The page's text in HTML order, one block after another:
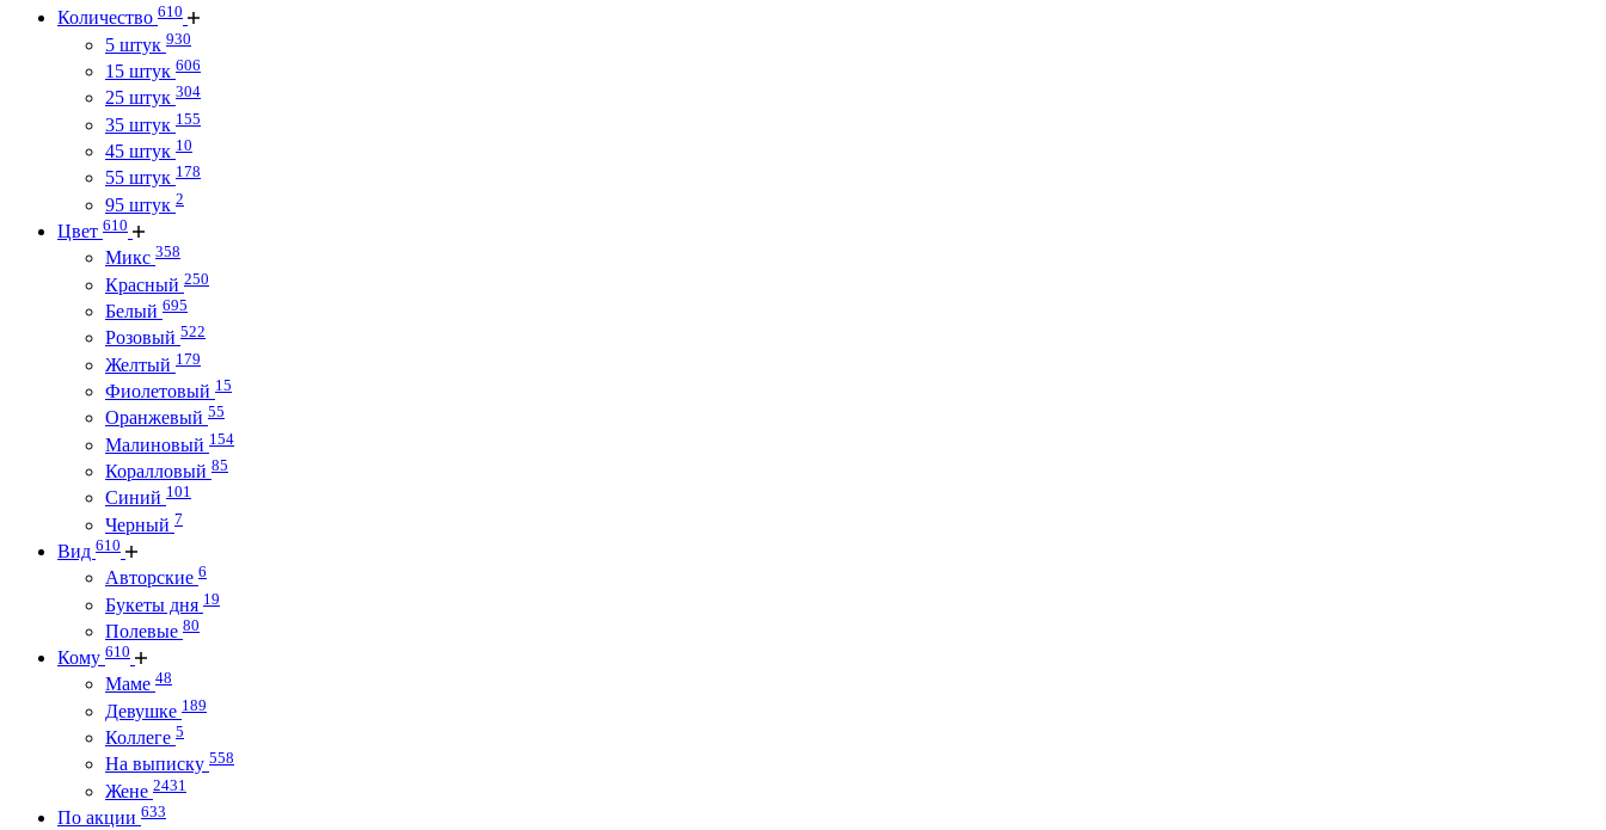
Количество 610
5 штук 930
15 штук 606
25 штук 304
35 штук 155
45 штук 10
55 штук 178
95 штук 2
Цвет 610
Микс 358
Красный 250
Белый 695
Розовый 522
Желтый 179
Фиолетовый 15
Оранжевый 55
Малиновый 154
Коралловый 85
Синий 101
Черный 7
Вид 610
Авторские 6
Букеты дня 19
Полевые 80
Кому 610
Маме 48
Девушке 189
Коллеге 5
На выписку 558
Жене 2431
По акции 633